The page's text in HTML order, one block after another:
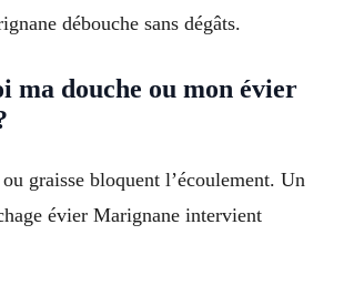
débouche sans dégâts.
ma douche ou mon évier
graisse bloquent l’écoulement. Un
évier Marignane intervient